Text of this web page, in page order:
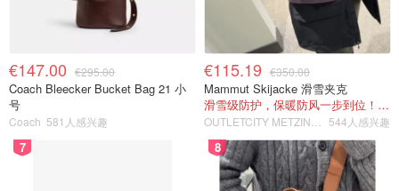
€147.00 €295.00
Coach Bleecker Bucket Bag 21 小
号
Coach 581人感兴趣
€115.19 €350.00
Mammut Skijacke 滑雪夹克
滑雪级防护，保暖防风一步到位！仅剩s！
544人感兴趣
7 8